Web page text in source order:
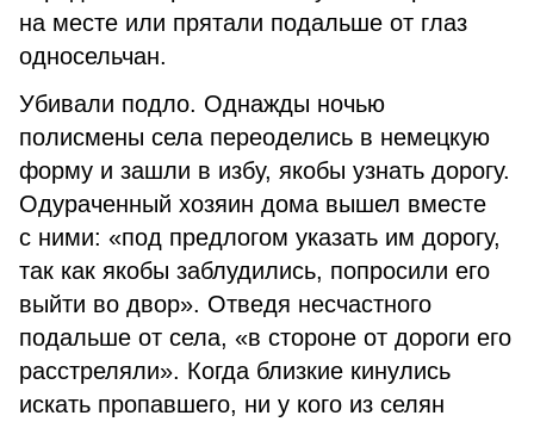
на месте или прятали подальше от глаз
односельчан.
Убивали подло. Однажды ночью
полисмены села переоделись в немецкую
форму и зашли в избу, якобы узнать дорогу.
Одураченный хозяин дома вышел вместе
с ними: «под предлогом указать им дорогу,
так как якобы заблудились, попросили его
выйти во двор». Отведя несчастного
подальше от села, «в стороне от дороги его
расстреляли». Когда близкие кинулись
искать пропавшего, ни у кого из селян